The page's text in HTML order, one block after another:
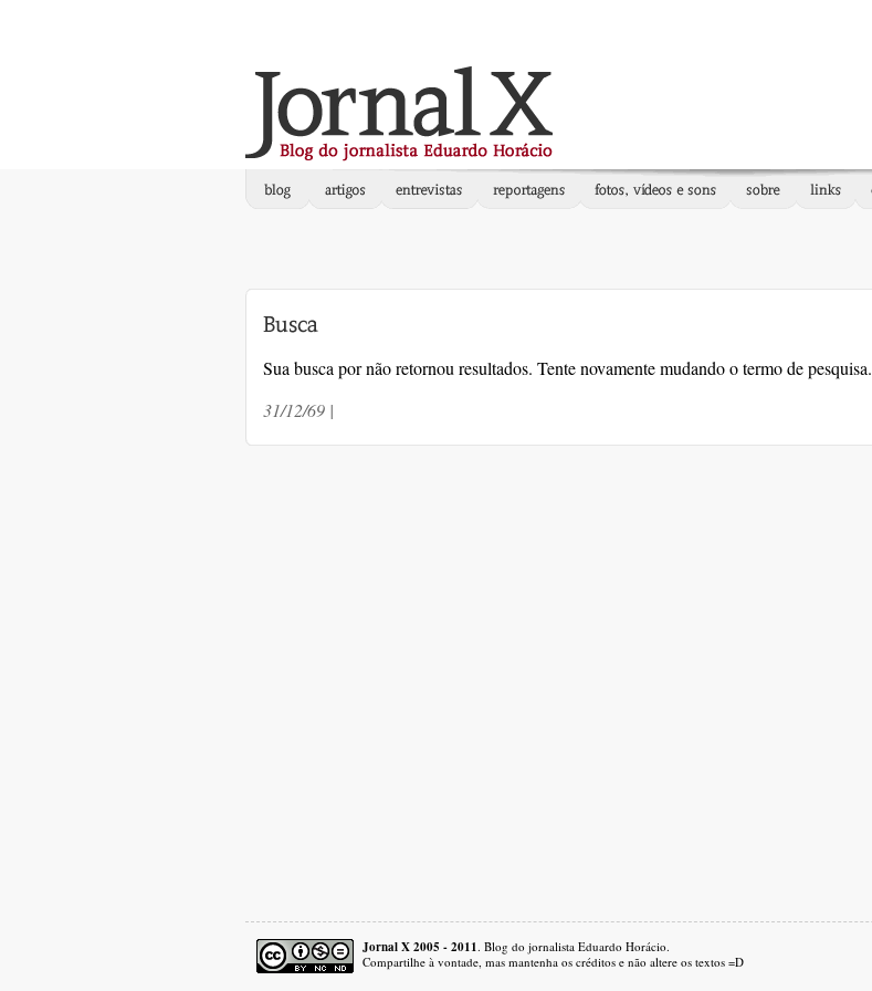
Sua busca pornão retornou resultados. Tente novamente mudando o termo de pesquisa.
31/12/69 |
Jornal X 2005 - 2011. Blog do jornalista Eduardo Horácio.
Compartilhe à vontade, mas mantenha os créditos e não altere os textos =D